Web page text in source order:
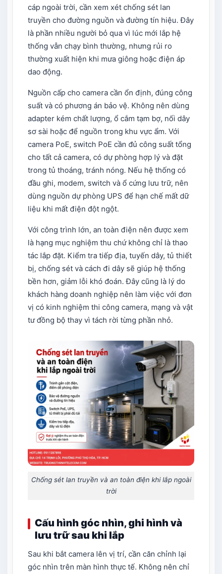
cáp ngoài trời, cần xem xét chống sét lan
truyền cho đường nguồn và đường tín hiệu. Đây
là phần nhiều người bỏ qua vì lúc mới lắp hệ
thống vẫn chạy bình thường, nhưng rủi ro
thường xuất hiện khi mưa giông hoặc điện áp
dao động.
Nguồn cấp cho camera cần ổn định, đúng công
suất và có phương án bảo vệ. Không nên dùng
adapter kém chất lượng, ổ cắm tạm bợ, nối dây
sơ sài hoặc để nguồn trong khu vực ẩm. Với
camera PoE, switch PoE cần đủ công suất tổng
cho tất cả camera, có dự phòng hợp lý và đặt
trong tủ thoáng, tránh nóng. Nếu hệ thống có
đầu ghi, modem, switch và ổ cứng lưu trữ, nên
dùng nguồn dự phòng UPS để hạn chế mất dữ
liệu khi mất điện đột ngột.
Với công trình lớn, an toàn điện nên được xem
là hạng mục nghiệm thu chứ không chỉ là thao
tác lắp đặt. Kiểm tra tiếp địa, tuyến dây, tủ thiết
bị, chống sét và cách đi dây sẽ giúp hệ thống
bền hơn, giảm lỗi khó đoán. Đây cũng là lý do
khách hàng doanh nghiệp nên làm việc với đơn
vị có kinh nghiệm thi công camera, mạng và vật
tư đồng bộ thay vì tách rời từng phần nhỏ.
Chống sét lan truyền và an toàn điện khi lắp ngoài
trời
Cấu hình góc nhìn, ghi hình và
lưu trữ sau khi lắp
Sau khi bắt camera lên vị trí, cần căn chỉnh lại
góc nhìn trên màn hình thực tế. Không nên chỉ